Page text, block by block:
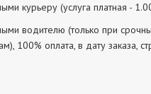
курьеру (услуга платная -
водителю (только при
100% оплата, в дату заказа,